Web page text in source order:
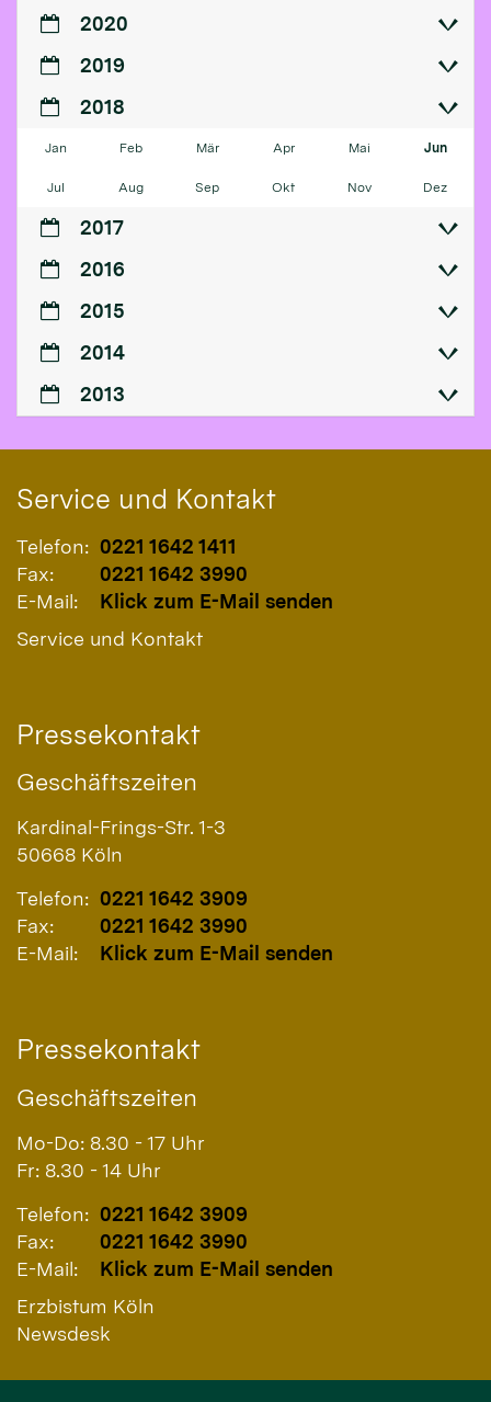
2020
2019
2018
Jan Feb Mär Apr Mai Jun
Jul Aug Sep Okt Nov Dez
2017
2016
2015
2014
2013
Service und Kontakt
Telefon: 0221 1642 1411
Fax:
0221 1642 3990
E-Mail:
Klick zum E-Mail senden
Service und Kontakt
Pressekontakt
Geschäftszeiten
Kardinal-Frings-Str. 1-3
50668 Köln
Telefon: 0221 1642 3909
Fax:
0221 1642 3990
E-Mail:
Klick zum E-Mail senden
Pressekontakt
Geschäftszeiten
Mo-Do: 8.30 - 17 Uhr
Fr: 8.30 - 14 Uhr
Telefon: 0221 1642 3909
Fax:
0221 1642 3990
E-Mail:
Klick zum E-Mail senden
Erzbistum Köln
Newsdesk